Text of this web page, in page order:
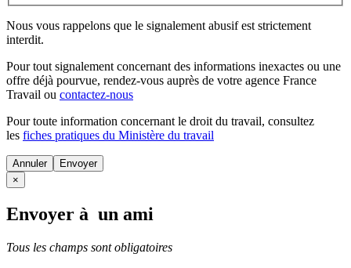
Nous vous rappelons que le signalement abusif est strictement
interdit.
Pour tout signalement concernant des informations inexactes ou une
offre déjà pourvue, rendez-vous auprès de votre agence France
Travail ou contactez-nous
Pour toute information concernant le droit du travail, consultez
les fiches pratiques du Ministère du travail
Annuler
×
Envoyer à un ami
Tous les champs sont obligatoires